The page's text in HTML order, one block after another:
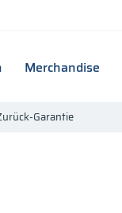
Merchandise
Garantie